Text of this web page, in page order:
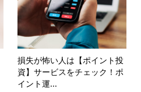
損失が怖い人は【ポイント投
資】サービスをチェック！ポ
イント運...